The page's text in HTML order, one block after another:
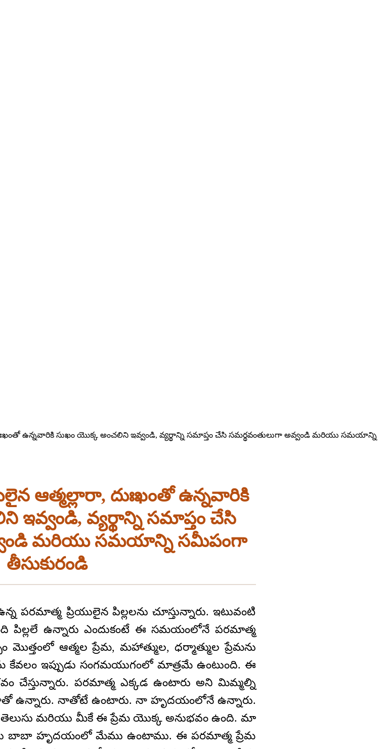
దుఃఖంతో ఉన్నవారికి సుఖం యొక్క అంచలిని ఇవ్వండి, వ్యర్థాన్ని సమాప్తం చేసి సమర్థవంతులుగా అవ్వండి మరియు సమయాన్ని
ఆత్మల్లారా, దుఃఖంతో ఉన్నవారికి
ఇవ్వండి, వ్యర్థాన్ని సమాప్తం చేసి
మరియు సమయాన్ని సమీపంగా
తీసుకురండి
ప్రియులైన పిల్లలను చూస్తున్నారు. ఇటువంటి
పిల్లలే ఉన్నారు ఎందుకంటే ఈ సమయంలోనే పరమాత్మ
మొత్తంలో ఆత్మల ప్రేమ, మహాత్ముల, ధర్మాత్ముల ప్రేమను
కేవలం ఇప్పుడు సంగమయుగంలో మాత్రమే ఉంటుంది. ఈ
చేస్తున్నారు. పరమాత్మ ఎక్కడ ఉంటారు అని మిమ్మల్ని
ఉన్నారు. నాతోటే ఉంటారు. నా హృదయంలోనే ఉన్నారు.
తెలుసు మరియు మీకే ఈ ప్రేమ యొక్క అనుభవం ఉంది. మా
హృదయంలో మేము ఉంటాము. ఈ పరమాత్మ ప్రేమ